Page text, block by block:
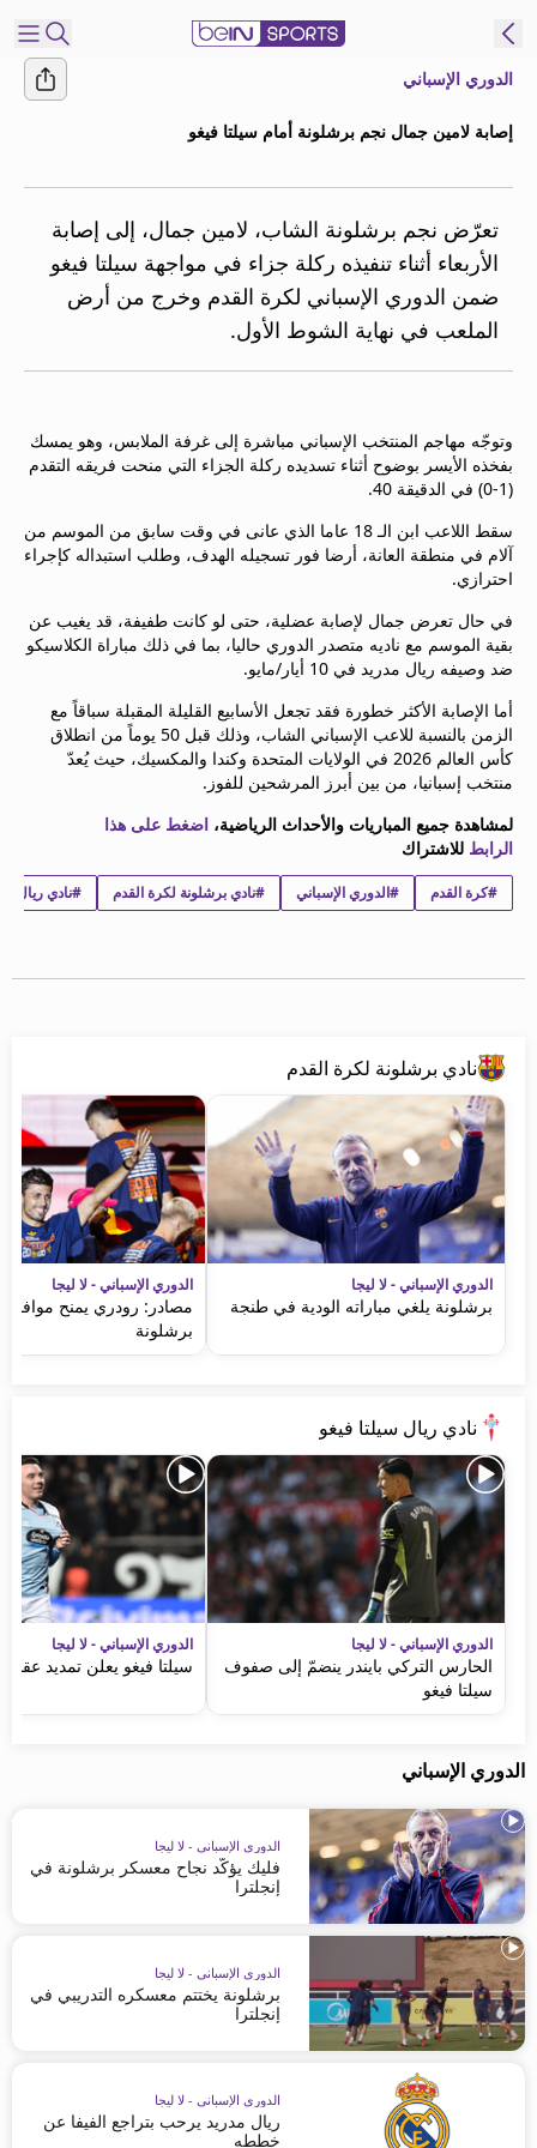
النسخة
MENA
إدارة
التنبيهات
النشرة
الإخبارية
اتصل بنا
beIN CONNECT
beIN MEDIA GROUP
ترددات beIN SPORTS
الأسئلة الأكثر شيوعاً
دليل التلفاز
احصل على beIN
معلومات عن هذا الموقع
الدوري الإسباني
إصابة لامين جمال نجم برشلونة أمام سيلتا فيغو
تعرّض نجم برشلونة الشاب، لامين جمال، إلى إصابة
الأربعاء أثناء تنفيذه ركلة جزاء في مواجهة سيلتا فيغو
ضمن الدوري الإسباني لكرة القدم وخرج من أرض
الملعب في نهاية الشوط الأول.
وتوجّه مهاجم المنتخب الإسباني مباشرة إلى غرفة الملابس، وهو يمسك
بفخذه الأيسر بوضوح أثناء تسديده ركلة الجزاء التي منحت فريقه التقدم
(1-0) في الدقيقة 40.
سقط اللاعب ابن الـ 18 عاما الذي عانى في وقت سابق من الموسم من
آلام في منطقة العانة، أرضا فور تسجيله الهدف، وطلب استبداله كإجراء
احترازي.
في حال تعرض جمال لإصابة عضلية، حتى لو كانت طفيفة، قد يغيب عن
بقية الموسم مع ناديه متصدر الدوري حاليا، بما في ذلك مباراة الكلاسيكو
ضد وصيفه ريال مدريد في 10 أيار/مايو.
أما الإصابة الأكثر خطورة فقد تجعل الأسابيع القليلة المقبلة سباقاً مع
الزمن بالنسبة للاعب الإسباني الشاب، وذلك قبل 50 يوماً من انطلاق
كأس العالم 2026 في الولايات المتحدة وكندا والمكسيك، حيث يُعدّ
منتخب إسبانيا، من بين أبرز المرشحين للفوز.
لمشاهدة جميع المباريات والأحداث الرياضية، اضغط على هذا
الرابط للاشتراك
#كرة القدم #الدوري الإسباني #نادي برشلونة لكرة القدم #نادي ريال
نادي برشلونة لكرة القدم
الدوري الإسباني - لا ليجا
برشلونة يلغي مباراته الودية في طنجة
الدوري الإسباني - لا ليجا
مصادر: رودري يمنح موافقته
برشلونة
نادي ريال سيلتا فيغو
الدوري الإسباني - لا ليجا
الحارس التركي بايندر ينضمّ إلى صفوف
سيلتا فيغو
الدوري الإسباني - لا ليجا
سيلتا فيغو يعلن تمديد
الدوري الإسباني
الدوري الإسباني - لا ليجا
فليك يؤكّد نجاح معسكر برشلونة في
إنجلترا
الدوري الإسباني - لا ليجا
برشلونة يختتم معسكره التدريبي في
إنجلترا
الدوري الإسباني - لا ليجا
ريال مدريد يرحب بتراجع الفيفا عن
خططه